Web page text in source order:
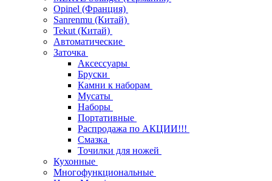
Opinel (Франция)
Sanrenmu (Китай)
Tekut (Китай)
Автоматические
Заточка
Аксессуары
Бруски
Камни к наборам
Мусаты
Наборы
Портативные
Распродажа по АКЦИИ!!!
Смазка
Точилки для ножей
Кухонные
Многофункциональные